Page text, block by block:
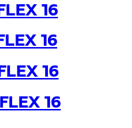
16
16
16
16